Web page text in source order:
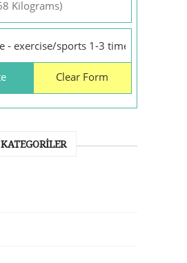
KATEGORILER